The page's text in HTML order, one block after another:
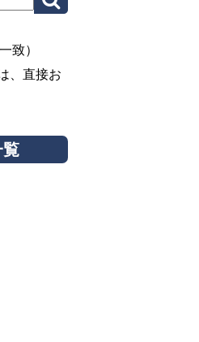
致）
、直接お
覧